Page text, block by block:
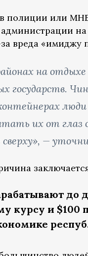
полиции или
вреда «имиджу
на
государств.
их от
—
до
курсу и $100